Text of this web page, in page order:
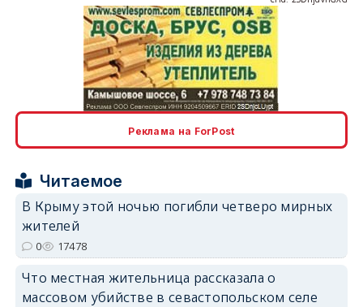
Реклама на ForPost
Читаемое
В Крыму этой ночью погибли четверо мирных
жителей
0 17478
Что местная жительница рассказала о
массовом убийстве в севастопольском селе